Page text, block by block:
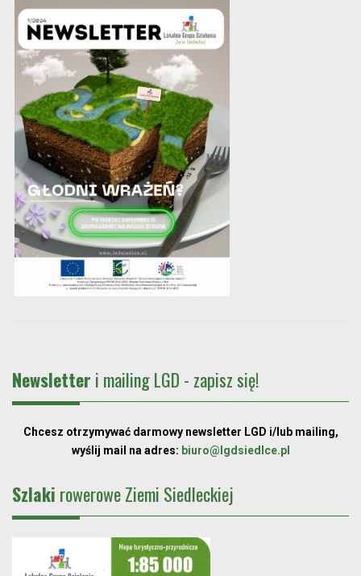
Newsletter i mailing LGD - zapisz się!
Chcesz otrzymywać darmowy newsletter LGD i/lub mailing,
wyślij mail na adres: biuro@lgdsiedlce.pl
Szlaki rowerowe Ziemi Siedleckiej